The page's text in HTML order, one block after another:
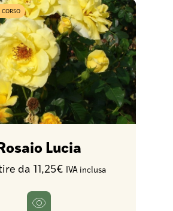
Lucia
da 11,25€ IVA inclusa